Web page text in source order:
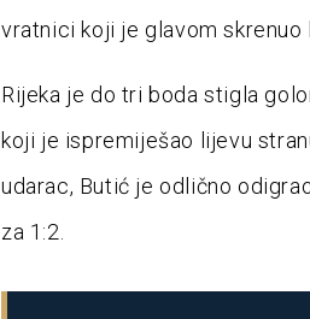
vratnici koji je glavom skrenuo
Rijeka je do tri boda stigla
koji je ispremiješao lijevu
udarac, Butić je odlično
za 1:2.